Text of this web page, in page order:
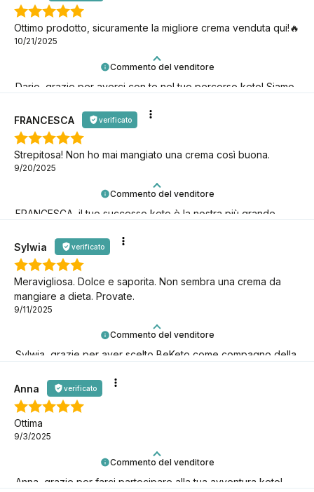
Commento del venditore
Dario, grazie per averci con te nel tuo percorso keto! Siamo
Ottimo prodotto, sicuramente la migliore crema venduta qui!🔥
10/21/2025
Commento del venditore
FRANCESCA, il tuo successo keto è la nostra più grande
FRANCESCA verificato
Strepitosa! Non ho mai mangiato una crema così buona.
9/20/2025
Commento del venditore
Sylwia, grazie per aver scelto BeKeto come compagno della
Sylwia verificato
Meravigliosa. Dolce e saporita. Non sembra una crema da
mangiare a dieta. Provate.
9/11/2025
Commento del venditore
Anna, grazie per farci partecipare alla tua avventura keto!
Anna verificato
Ottima
9/3/2025